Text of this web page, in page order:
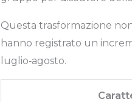
Questa trasformazione
hanno registrato un
luglio‑agosto.